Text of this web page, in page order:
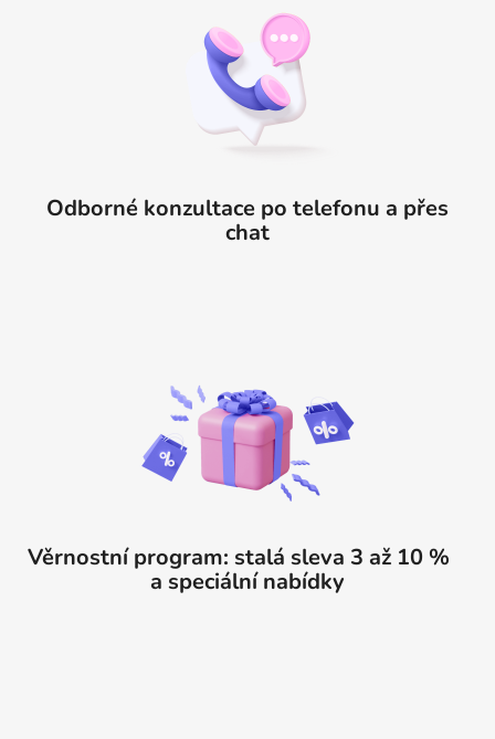
Odborné konzultace po telefonu a přes
chat
Věrnostní program: stalá sleva 3 až 10 %
a speciální nabídky